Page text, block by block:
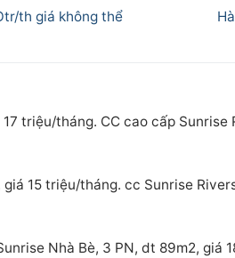
th giá không thể
triệu/tháng. CC cao cấp Sunrise
15 triệu/tháng. cc Sunrise
Nhà Bè, 3 PN, dt 89m2, giá